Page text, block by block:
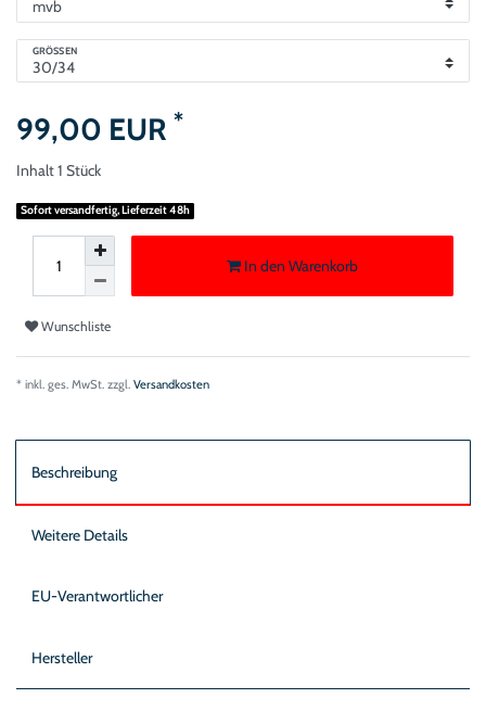
GRÖSSEN
99,00 EUR *
Inhalt1 Stück
Sofort versandfertig, Lieferzeit 48h
In den Warenkorb
Wunschliste
* inkl. ges. MwSt. zzgl. Versandkosten
Beschreibung
Weitere Details
EU-Verantwortlicher
Hersteller